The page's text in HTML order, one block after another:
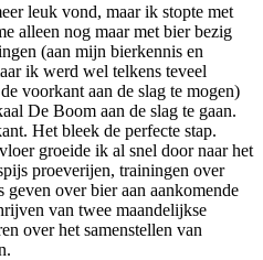
leuk vond, maar ik stopte met
alleen nog maar met bier bezig
(aan mijn bierkennis en
ik werd wel telkens teveel
voorkant aan de slag te mogen)
De Boom aan de slag te gaan.
Het bleek de perfecte stap.
groeide ik al snel door naar het
proeverijen, trainingen over
over bier aan aankomende
van twee maandelijkse
over het samenstellen van